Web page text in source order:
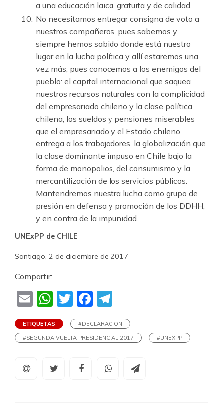
a una educación laica, gratuita y de calidad.
No necesitamos entregar consigna de voto a
nuestros compañeros, pues sabemos y
siempre hemos sabido donde está nuestro
lugar en la lucha política y allí estaremos una
vez más, pues conocemos a los enemigos del
pueblo: el capital internacional que saquea
nuestros recursos naturales con la complicidad
del empresariado chileno y la clase política
chilena, los sueldos y pensiones miserables
que el empresariado y el Estado chileno
entrega a los trabajadores, la globalización que
la clase dominante impuso en Chile bajo la
forma de monopolios, del consumismo y la
mercantilización de los servicios públicos.
Mantendremos nuestra lucha como grupo de
presión en defensa y promoción de los DDHH,
y en contra de la impunidad.
UNExPP de CHILE
Santiago, 2 de diciembre de 2017
Compartir:
EmailWhatsApp
TwitterFacebook
ETIQUETAS
#DECLARACION
#SEGUNDA VUELTA PRESIDENCIAL 2017
#UNEXPP